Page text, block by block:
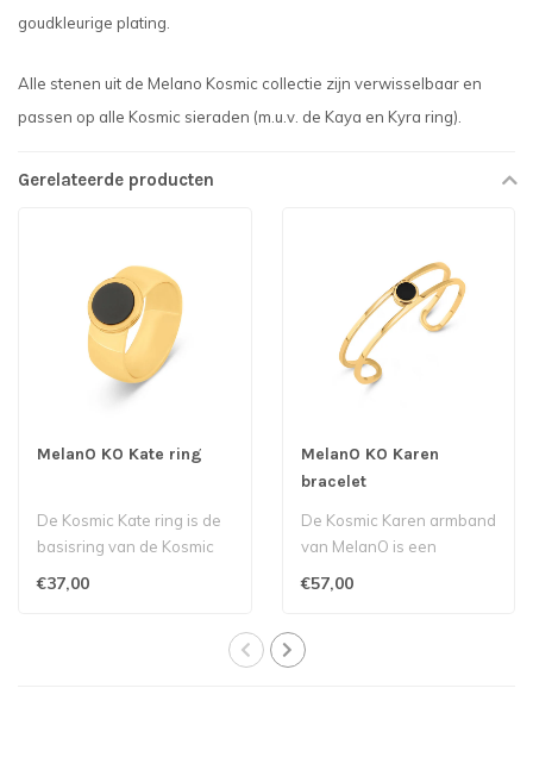
goudkleurige plating.
Alle stenen uit de Melano Kosmic collectie zijn verwisselbaar en
passen op alle Kosmic sieraden (m.u.v. de Kaya en Kyra ring).
Gerelateerde producten
MelanO KO Kate ring
De Kosmic Kate ring is de
basisring van de Kosmic
€37,00
MelanO KO Karen
bracelet
De Kosmic Karen armband
van MelanO is een
€57,00